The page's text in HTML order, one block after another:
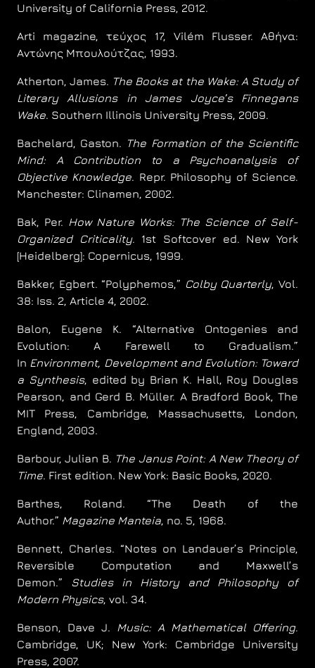
University of California Press, 2012.
Arti magazine, τεύχος 17, Vilém Flusser. Αθήνα:
Αντώνης Μπουλούτζας, 1993.
Atherton, James. The Books at the Wake: A Study of
Literary Allusions in James Joyce’s Finnegans
Wake. Southern Illinois University Press, 2009.
Bachelard, Gaston. The Formation of the Scientific
Mind: A Contribution to a Psychoanalysis of
Objective Knowledge. Repr. Philosophy of Science.
Manchester: Clinamen, 2002.
Bak, Per. How Nature Works: The Science of Self-
Organized Criticality. 1st Softcover ed. New York
[Heidelberg]: Copernicus, 1999.
Bakker, Egbert. “Polyphemos,” Colby Quarterly, Vol.
38: Iss. 2, Article 4, 2002.
Balon, Eugene K. “Alternative Ontogenies and
Evolution: A Farewell to Gradualism.”
In Environment, Development and Evolution: Toward
a Synthesis, edited by Brian K. Hall, Roy Douglas
Pearson, and Gerd B. Müller. A Bradford Book, The
MIT Press, Cambridge, Massachusetts, London,
England, 2003.
Barbour, Julian B. The Janus Point: A New Theory of
Time. First edition. New York: Basic Books, 2020.
Barthes, Roland. “The Death of the
Author.” Magazine Manteia, no. 5, 1968.
Bennett, Charles. “Notes on Landauer’s Principle,
Reversible Computation and Maxwell’s
Demon.”
Studies in History and Philosophy of
Modern Physics, vol. 34.
Benson, Dave J. Music: A Mathematical Offering.
Cambridge, UK; New York: Cambridge University
Press, 2007.